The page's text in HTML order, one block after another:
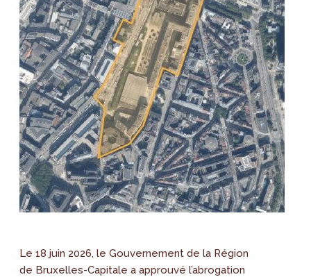
Le 18 juin 2026, le Gouvernement de la Région
de Bruxelles-Capitale a approuvé l’abrogation